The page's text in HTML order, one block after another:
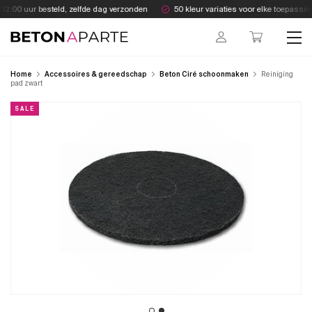
Skip
to
content
uur besteld, zelfde dag verzonden 50 kleur variaties voor elke toepassing
Beton Aparte
Home Accessoires & gereedschap Beton Ciré schoonmaken
Reiniging
pad zwart
SALE